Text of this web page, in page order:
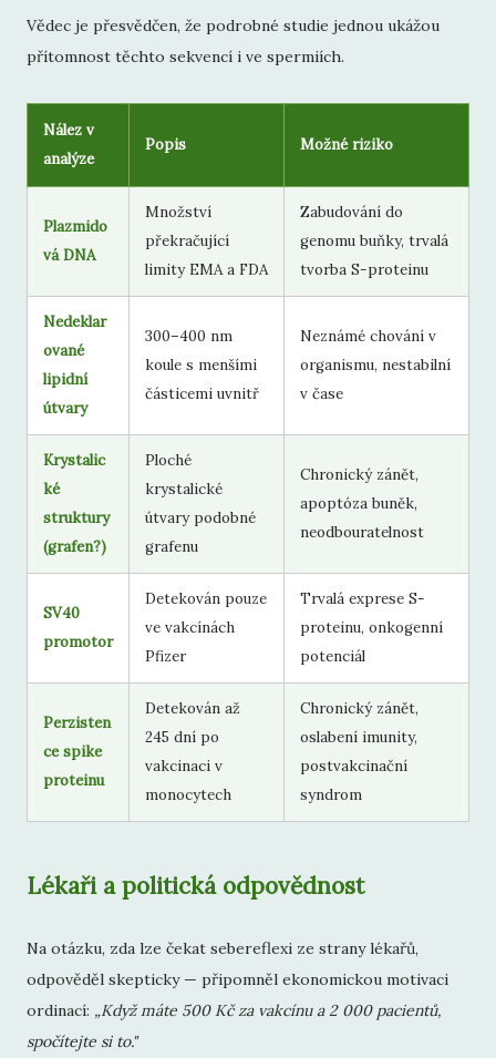
Vědec je přesvědčen, že podrobné studie jednou ukážou
přítomnost těchto sekvencí i ve spermiích.
Nález v
analýze
Popis Možné riziko
Plazmido
vá DNA
Množství
překračující
limity EMA a FDA
Zabudování do
genomu buňky, trvalá
tvorba S-proteinu
Nedeklar
ované
lipidní
útvary
300–400 nm
koule s menšími
částicemi uvnitř
Neznámé chování v
organismu, nestabilní
v čase
Krystalic
ké
struktury
(grafen?)
Ploché
krystalické
útvary podobné
grafenu
Chronický zánět,
apoptóza buněk,
neodbouratelnost
SV40
promotor
Detekován pouze
ve vakcínách
Pfizer
Trvalá exprese S-
proteinu, onkogenní
potenciál
Perzisten
ce spike
proteinu
Detekován až
245 dní po
vakcinaci v
monocytech
Chronický zánět,
oslabení imunity,
postvakcinační
syndrom
Lékaři a politická odpovědnost
Na otázku, zda lze čekat sebereflexi ze strany lékařů,
odpověděl skepticky — připomněl ekonomickou motivaci
ordinací: „Když máte 500 Kč za vakcínu a 2 000 pacientů,
spočítejte si to."